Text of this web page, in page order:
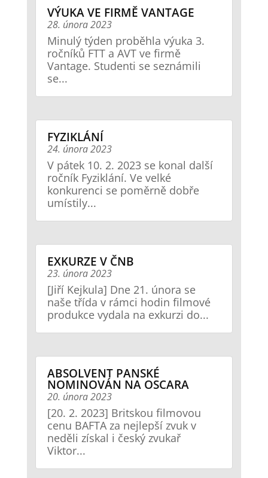
VÝUKA VE FIRMĚ VANTAGE
28. února 2023
Minulý týden proběhla výuka 3.
ročníků FTT a AVT ve firmě
Vantage. Studenti se seznámili
se...
FYZIKLÁNÍ
24. února 2023
V pátek 10. 2. 2023 se konal další
ročník Fyziklání. Ve velké
konkurenci se poměrně dobře
umístily...
EXKURZE V ČNB
23. února 2023
[Jiří Kejkula] Dne 21. února se
naše třída v rámci hodin filmové
produkce vydala na exkurzi do...
ABSOLVENT PANSKÉ
NOMINOVÁN NA OSCARA
20. února 2023
[20. 2. 2023] Britskou filmovou
cenu BAFTA za nejlepší zvuk v
neděli získal i český zvukař
Viktor...